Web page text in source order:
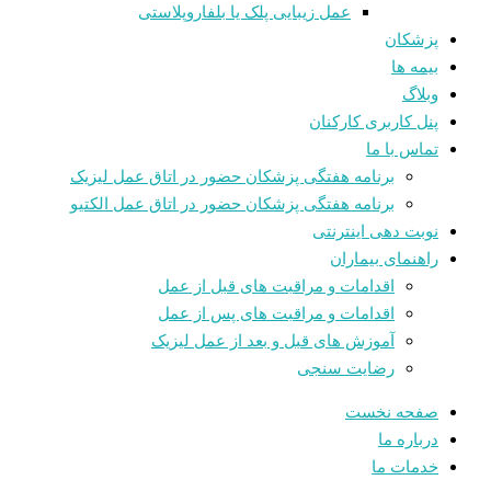
عمل زیبایی پلک یا بلفاروپلاستی
پزشکان
بیمه ها
وبلاگ
پنل کاربری کارکنان
تماس با ما
برنامه هفتگی پزشکان حضور در اتاق عمل لیزیک
برنامه هفتگی پزشکان حضور در اتاق عمل الکتیو
نوبت دهی اینترنتی
راهنمای بیماران
اقدامات و مراقبت های قبل از عمل
اقدامات و مراقبت های پس از عمل
آموزش های قبل و بعد از عمل لیزیک
رضایت سنجی
صفحه نخست
درباره ما
خدمات ما